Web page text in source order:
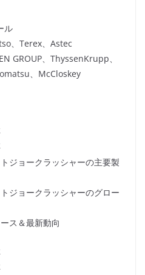
ル
、Terex、Astec
GROUP、ThyssenKrupp、
、McCloskey
ョークラッシャーの主要製
ョークラッシャーのグロー
ス＆最新動向